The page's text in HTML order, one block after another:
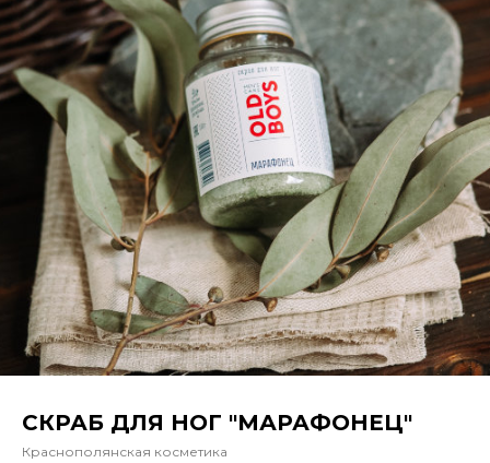
СКРАБ ДЛЯ НОГ "МАРАФОНЕЦ"
Краснополянская косметика